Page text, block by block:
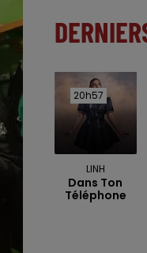
20h57
20h57
LINH
Dans Ton
Téléphone